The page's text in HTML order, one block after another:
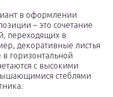
в оформлении
– это сочетание
переходящих в
декоративные листья
горизонтальной
с высокими
стеблями